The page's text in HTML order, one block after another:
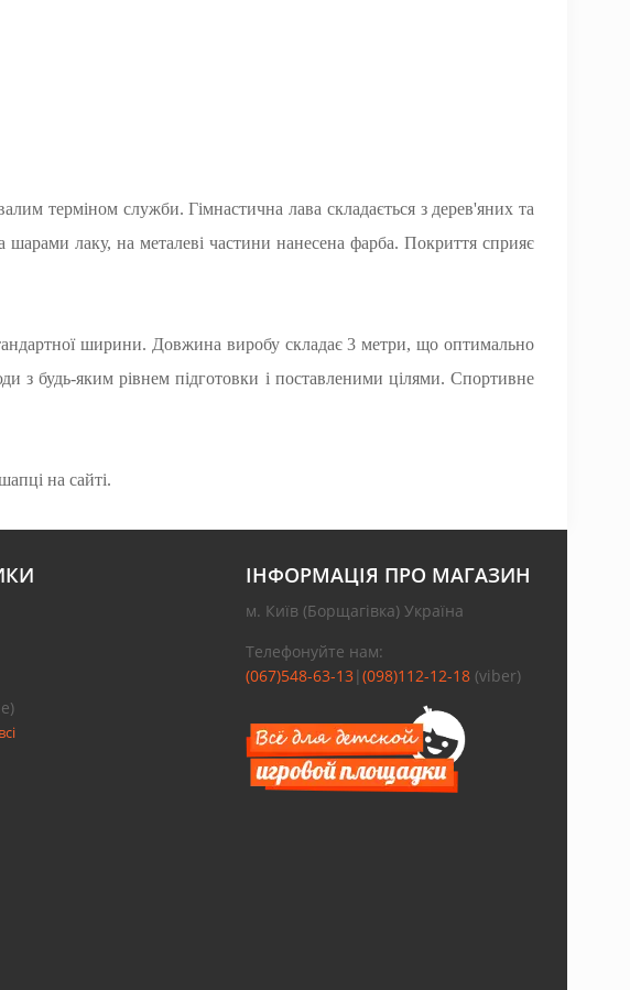
терміном служби. Гімнастична лава складається з дерев'яних та
шарами лаку, на металеві частини нанесена фарба. Покриття сприяє
ширини. Довжина виробу складає 3 метри, що оптимально
з будь-яким рівнем підготовки і поставленими цілями. Спортивне
на сайті.
ІНФОРМАЦІЯ ПРО МАГАЗИН
м. Київ (Борщагівка) Україна
Телефонуйте нам:
(067)548-63-13| (098)112-12-18(viber)